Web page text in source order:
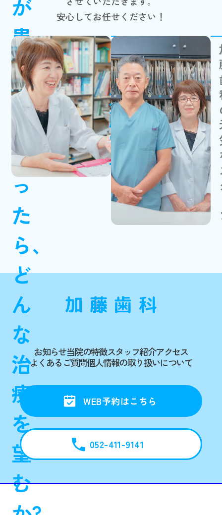
が
患
者
さ
ん
だ
っ
た
ら、
ど
ん
な
治
療
を
望
む
安心してお任せください！
副院長
加藤賞子 加
お知らせ当院の特徴スタッフ紹介アクセス
よくあるご質問個人情報の取り扱いについて
WEB予約はこちら
052-411-9141